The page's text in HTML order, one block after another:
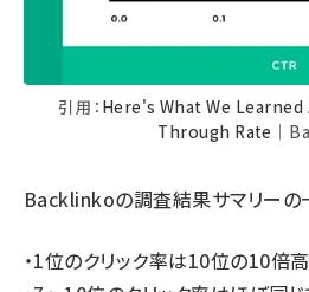
引用： Here's What We
Through Rate ｜
Backlinkoの調査結果サマリーの
・1位のクリック率は10位の10倍